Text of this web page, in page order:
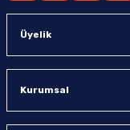
Üyelik
Kurumsal